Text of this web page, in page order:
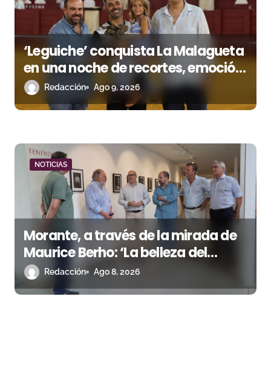
a
s
‘Leguiche’ conquista La Malagueta
en una noche de recortes, emoción
y gran ambiente
Redacción Ago 9, 2026
NOTICIAS
Morante, a través de la mirada de
Maurice Berho: ‘La belleza del
misterio’ llega a La Malagueta
Redacción Ago 8, 2026